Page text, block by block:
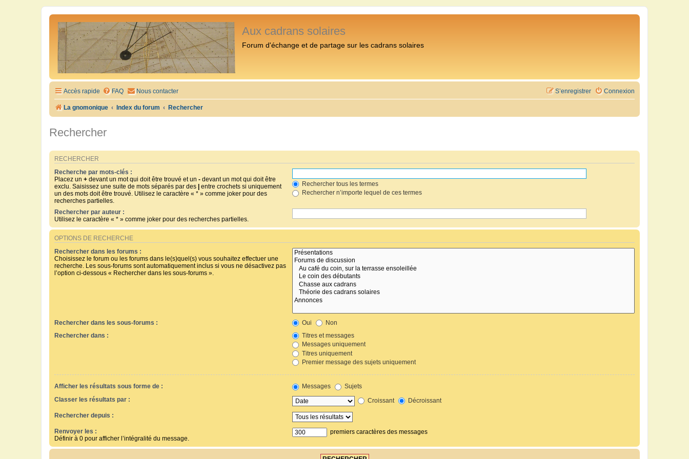
Aux cadrans solaires
Forum d'échange et de partage sur les cadrans solaires
Accès rapide FAQ Nous contacter Connexion
S’enregistrer
La gnomonique Index du forum Rechercher
Rechercher
RECHERCHER
Recherche par mots-clés :
Placez un + devant un mot qui doit être trouvé et un - devant un mot qui doit être
exclu. Saisissez une suite de mots séparés par des
entre crochets si uniquement
un des mots doit être trouvé. Utilisez le caractère « * » comme joker pour des
recherches partielles.
Rechercher tous les termes
Rechercher n’importe lequel de ces termes
Rechercher par auteur :
Utilisez le caractère « * » comme joker pour des recherches partielles.
OPTIONS DE RECHERCHE
Rechercher dans les forums :
Choisissez le forum ou les forums dans le(s)quel(s) vous souhaitez effectuer une
recherche. Les sous-forums sont automatiquement inclus si vous ne désactivez pas
l’option ci-dessous « Rechercher dans les sous-forums ».
Rechercher dans les sous-forums : Oui
Non
Rechercher dans :
Titres et messages
Messages uniquement
Titres uniquement
Premier message des sujets uniquement
Afficher les résultats sous forme de : Messages
Sujets
Classer les résultats par :
Croissant Décroissant
Rechercher depuis :
Renvoyer les :
Définir à 0 pour afficher l’intégralité du message.
premiers caractères des messages